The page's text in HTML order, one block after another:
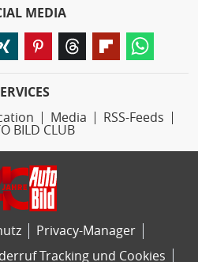
MEDIA
Media
RSS-Feeds
BILD CLUB
Privacy-Manager
Tracking und Cookies